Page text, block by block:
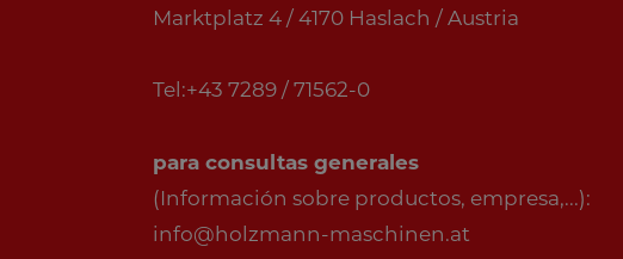
Marktplatz 4 / 4170 Haslach / Austria
Tel:+43 7289 / 71562-0
para consultas generales
(Información sobre productos, empresa,...):
info@holzmann-maschinen.at